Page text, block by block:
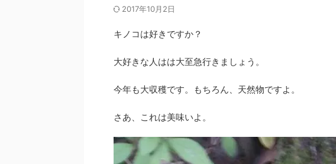
2017年10月2日
キノコは好きですか？
大好きな人はは大至急行きましょう。
今年も大収穫です。もちろん、天然物ですよ。
さあ、これは美味いよ。